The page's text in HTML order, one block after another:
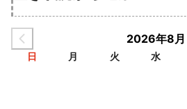
2026年8月
日 月 火 水